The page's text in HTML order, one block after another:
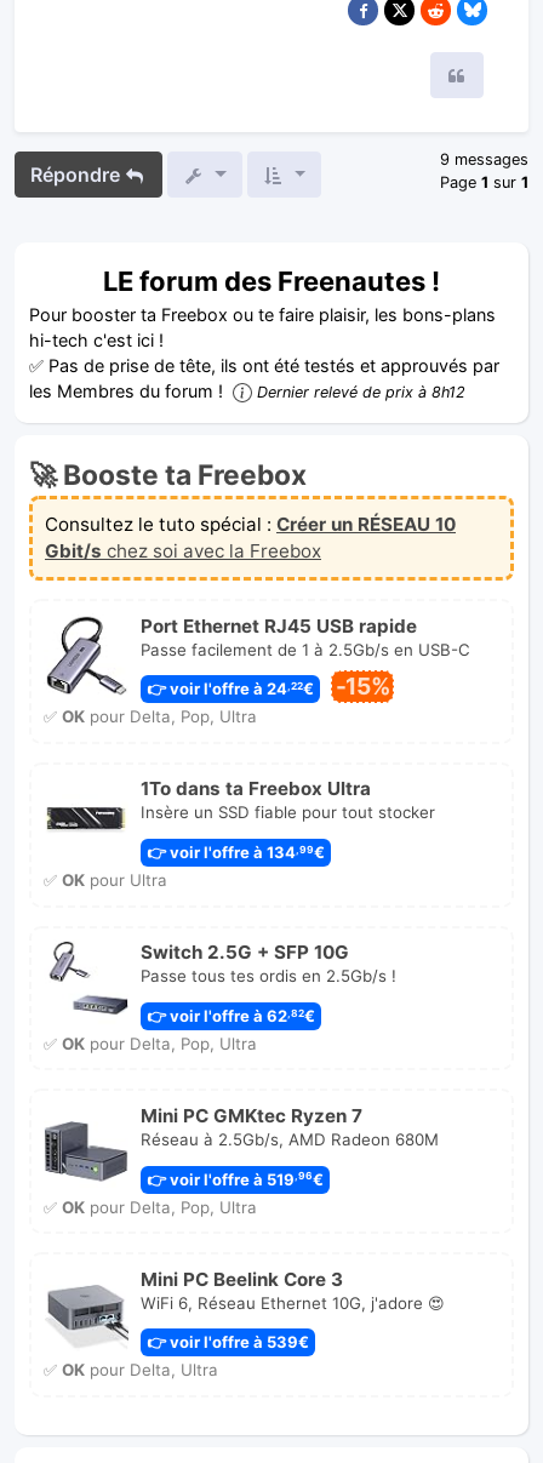
Répondre
9 messages
Page 1 sur 1
LE forum des Freenautes !
Pour booster ta Freebox ou te faire plaisir, les bons-plans
hi-tech c'est ici !
✅ Pas de prise de tête, ils ont été testés et approuvés par
les Membres du forum !
Dernier relevé de prix à 8h12
🚀 Booste ta Freebox
Consultez le tuto spécial : Créer un RÉSEAU 10
Gbit/s chez soi avec la Freebox
Port Ethernet RJ45 USB rapide
Passe facilement de 1 à 2.5Gb/s en USB-C
👉 voir l'offre à 24 ,22€ -15%
✅ OKpour Delta, Pop, Ultra
1To dans ta Freebox Ultra
Insère un SSD fiable pour tout stocker
👉 voir l'offre à 134 ,99€
✅ OKpour Ultra
Switch 2.5G + SFP 10G
Passe tous tes ordis en 2.5Gb/s !
👉 voir l'offre à 62,82€
✅ OKpour Delta, Pop, Ultra
Mini PC GMKtec Ryzen 7
Réseau à 2.5Gb/s, AMD Radeon 680M
👉 voir l'offre à 519,96€
✅ OKpour Delta, Pop, Ultra
Mini PC Beelink Core 3
WiFi 6, Réseau Ethernet 10G, j'adore 😍
👉 voir l'offre à 539€
✅ OKpour Delta, Ultra